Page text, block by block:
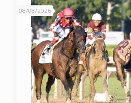
08/08/2026